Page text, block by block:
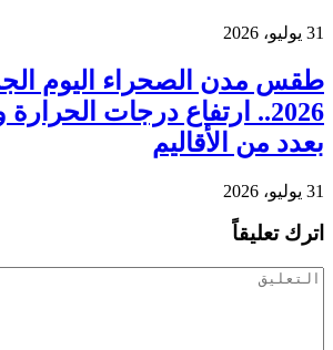
31 يوليو، 2026
2026.. ارتفاع درجات
بعدد من الأقاليم
31 يوليو، 2026
اترك تعليقاً